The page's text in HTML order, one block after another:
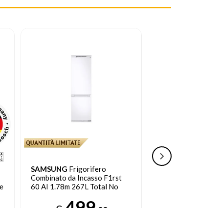
SAMSUNG Frigorifero
Combinato da Incasso F1rst
60 AI 1.78m 267L Total No
BOSCH